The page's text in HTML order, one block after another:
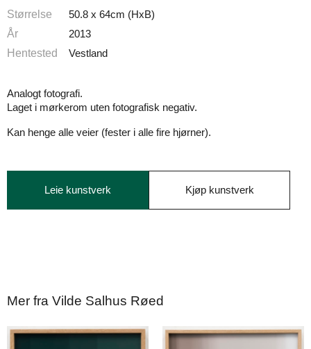
Størrelse
50.8 x 64cm (HxB)
År
2013
Hentested
Vestland
Analogt fotografi.
Laget i mørkerom uten fotografisk negativ.
Kan henge alle veier (fester i alle fire hjørner).
Leie kunstverk Kjøp kunstverk
Mer fra Vilde Salhus Røed